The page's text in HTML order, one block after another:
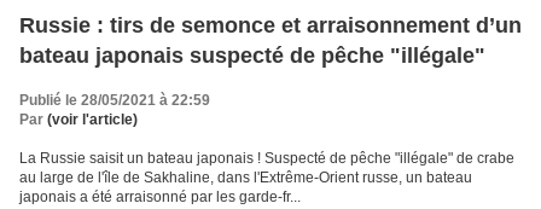
Russie : tirs de semonce et arraisonnement d’un
bateau japonais suspecté de pêche "illégale"
Publié le 28/05/2021 à 22:59
Par (voir l'article)
La Russie saisit un bateau japonais ! Suspecté de pêche "illégale" de crabe
au large de l'île de Sakhaline, dans l'Extrême-Orient russe, un bateau
japonais a été arraisonné par les garde-fr...